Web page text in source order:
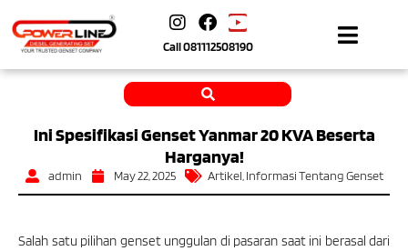
Call081112508190
Ini Spesifikasi Genset Yanmar 20 KVA Beserta
Harganya!
admin May 22, 2025 Artikel Informasi Tentang Genset
Salah satu pilihan genset unggulan di pasaran saat ini berasal dari